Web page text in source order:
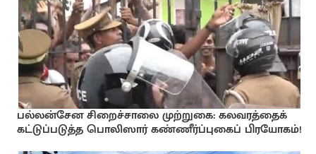
பல்லன்சேன சிறைச்சாலை முற்றுகை: கலவரத்தைக்
கட்டுப்படுத்த பொலிஸார் கண்ணீர்ப்புகைப் பிரயோகம்!